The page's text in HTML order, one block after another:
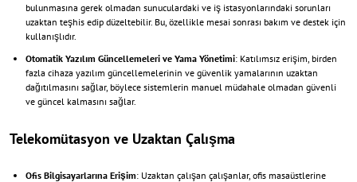
bulunmasına gerek olmadan sunuculardaki ve iş istasyonlarındaki sorunları
uzaktan teşhis edip düzeltebilir. Bu, özellikle mesai sonrası bakım ve destek için
kullanışlıdır.
Otomatik Yazılım Güncellemeleri ve Yama Yönetimi: Katılımsız erişim, birden
fazla cihaza yazılım güncellemelerinin ve güvenlik yamalarının uzaktan
dağıtılmasını sağlar, böylece sistemlerin manuel müdahale olmadan güvenli
ve güncel kalmasını sağlar.
Telekomütasyon ve Uzaktan Çalışma
Ofis Bilgisayarlarına Erişim: Uzaktan çalışan çalışanlar, ofis masaüstlerine